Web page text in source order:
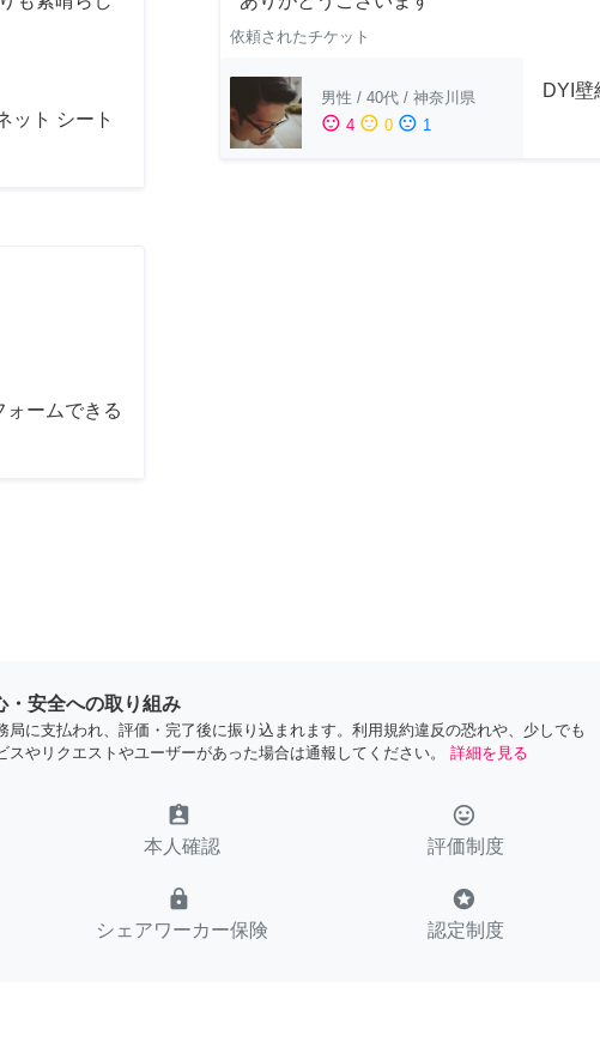
ット シート
依頼されたチケット
男性 / 40代 / 神奈川県
sentiment_satisfied 4 sentiment_neutral 0 sentiment_dissatisfied 1
DYI壁
ームできる
・安全への取り組み
局に支払われ、評価・完了後に振り込まれます。利用規約違反の恐れや、少しでも
スやリクエストやユーザーがあった場合は通報してください。
詳細を見る
assignment_ind
本人確認
tag_faces
評価制度
lock
シェアワーカー保険
stars
認定制度